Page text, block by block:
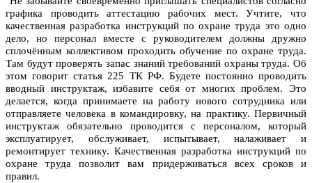
графика проводить аттестацию рабочих мест. Учтите, что
качественная разработка инструкций по охране труда это одно
дело, но персонал вместе с руководителем должны дружно
сплочённым коллективом проходить обучение по охране труда.
Там будут проверять запас знаний требований охраны труда. Об
этом говорит статья 225 ТК РФ. Будете постоянно проводить
вводный инструктаж, избавите себя от многих проблем. Это
делается, когда принимаете на работу нового сотрудника или
отправляете человека в командировку, на практику. Первичный
инструктаж обязательно проводится с персоналом, который
эксплуатирует, обслуживает, испытывает, налаживает и
ремонтирует технику. Качественная разработка инструкций по
охране труда позволит вам придерживаться всех сроков и
правил.